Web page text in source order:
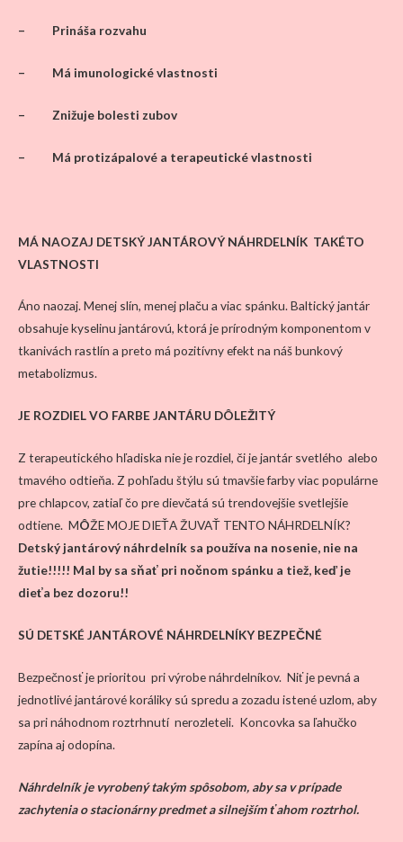
– Prináša rozvahu
– Má imunologické vlastnosti
– Znižuje bolesti zubov
– Má protizápalové a terapeutické vlastnosti
MÁ NAOZAJ DETSKÝ JANTÁROVÝ NÁHRDELNÍK TAKÉTO
VLASTNOSTI
Áno naozaj. Menej slín, menej plaču a viac spánku. Baltický jantár
obsahuje kyselinu jantárovú, ktorá je prírodným komponentom v
tkanivách rastlín a preto má pozitívny efekt na náš bunkový
metabolizmus.
JE ROZDIEL VO FARBE JANTÁRU DÔLEŽITÝ
Z terapeutického hľadiska nie je rozdiel, či je jantár svetlého alebo
tmavého odtieňa. Z pohľadu štýlu sú tmavšie farby viac populárne
pre chlapcov, zatiaľ čo pre dievčatá sú trendovejšie svetlejšie
odtiene. MÔŽE MOJE DIEŤA ŽUVAŤ TENTO NÁHRDELNÍK?
Detský jantárový náhrdelník sa používa na nosenie, nie na
žutie!!!!! Mal by sa sňať pri nočnom spánku a tiež, keď je
dieťa bez dozoru!!
SÚ DETSKÉ JANTÁROVÉ NÁHRDELNÍKY BEZPEČNÉ
Bezpečnosť je prioritou pri výrobe náhrdelníkov. Niť je pevná a
jednotlivé jantárové koráliky sú spredu a zozadu istené uzlom, aby
sa pri náhodnom roztrhnutí nerozleteli. Koncovka sa ľahučko
zapína aj odopína.
Náhrdelník je vyrobený takým spôsobom, aby sa v prípade
zachytenia o stacionárny predmet a silnejším ťahom roztrhol.